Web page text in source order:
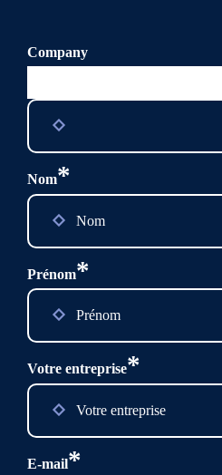
Company
Nom*
Prénom*
Votre entreprise*
E-mail*